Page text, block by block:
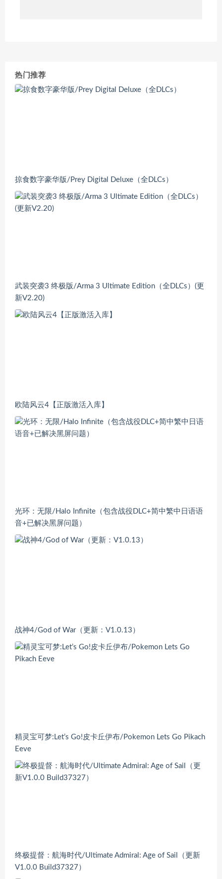
热门推荐
掠食数字豪华版/Prey Digital Deluxe（全DLCs）
武装突袭3 终极版/Arma 3 Ultimate Edition（全DLCs）(更
新V2.20)
欧陆风云4【正版激活入库】
光环：无限/Halo Infinite（包含战役DLC+简中繁中日语语
音+已解决黑屏问题）
战神4/God of War（更新：V1.0.13）
精灵宝可梦:Let’s Go!皮卡丘伊布/Pokemon Lets Go Pikach
Eeve
终极提督：航海时代/Ultimate Admiral: Age of Sail（更新
V1.0.0 Build37327）